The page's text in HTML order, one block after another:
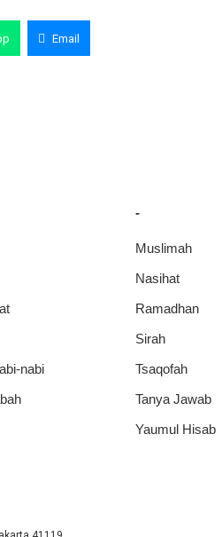
Email
nabi
-
Muslimah
Nasihat
Ramadhan
Sirah
Tsaqofah
Tanya Jawab
Yaumul Hisab